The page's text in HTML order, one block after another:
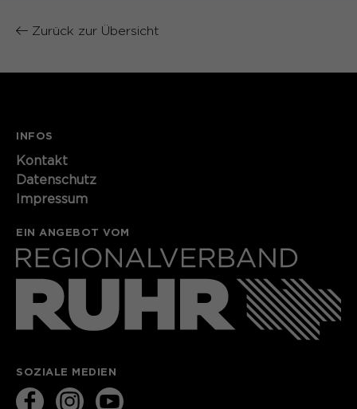
Zurück zur Übersicht
INFOS
Kontakt​​​​​
Datenschutz
Impressum
EIN ANGEBOT VOM
SOZIALE MEDIEN